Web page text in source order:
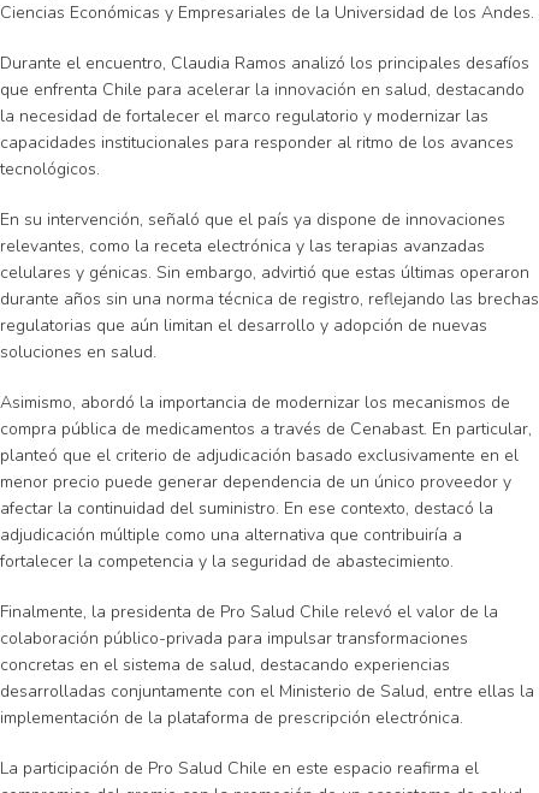
Ciencias Económicas y Empresariales de la Universidad de los Andes.
Durante el encuentro, Claudia Ramos analizó los principales desafíos
que enfrenta Chile para acelerar la innovación en salud, destacando
la necesidad de fortalecer el marco regulatorio y modernizar las
capacidades institucionales para responder al ritmo de los avances
tecnológicos.
En su intervención, señaló que el país ya dispone de innovaciones
relevantes, como la receta electrónica y las terapias avanzadas
celulares y génicas. Sin embargo, advirtió que estas últimas operaron
durante años sin una norma técnica de registro, reflejando las brechas
regulatorias que aún limitan el desarrollo y adopción de nuevas
soluciones en salud.
Asimismo, abordó la importancia de modernizar los mecanismos de
compra pública de medicamentos a través de Cenabast. En particular,
planteó que el criterio de adjudicación basado exclusivamente en el
menor precio puede generar dependencia de un único proveedor y
afectar la continuidad del suministro. En ese contexto, destacó la
adjudicación múltiple como una alternativa que contribuiría a
fortalecer la competencia y la seguridad de abastecimiento.
Finalmente, la presidenta de Pro Salud Chile relevó el valor de la
colaboración público-privada para impulsar transformaciones
concretas en el sistema de salud, destacando experiencias
desarrolladas conjuntamente con el Ministerio de Salud, entre ellas la
implementación de la plataforma de prescripción electrónica.
La participación de Pro Salud Chile en este espacio reafirma el